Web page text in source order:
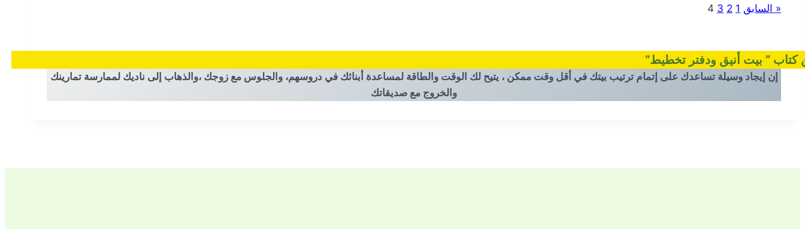
« السابق 1
2
3
4
كتاب ” بيت أنيق ودفتر تخطيط”
إن إيجاد وسيلة تساعدك على إتمام ترتيب بيتك في أقل وقت ممكن ، يتيح لك الوقت والطاقة لمساعدة أبنائك في دروسهم، والجلوس مع زوجك ،والذهاب إلى ناديك لممارسة تمارينك
والخروج مع صديقاتك